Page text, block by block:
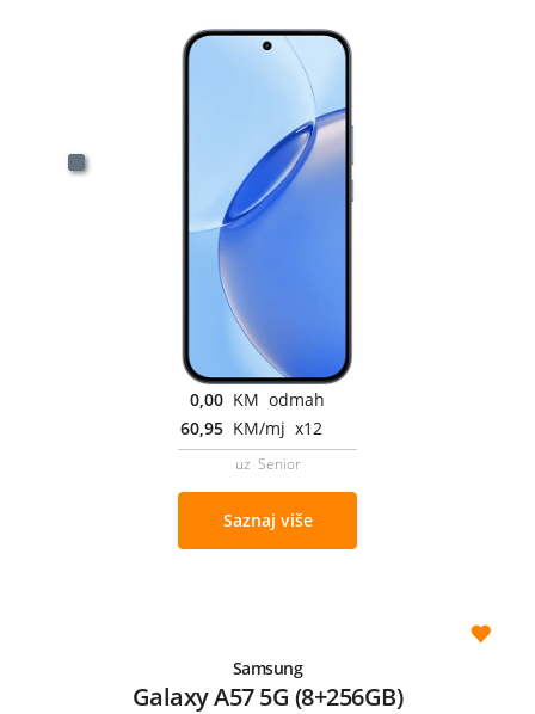
0,00 KM odmah
60,95 KM/mj x12
uz Senior
Saznaj više
Samsung
Galaxy A57 5G (8+256GB)